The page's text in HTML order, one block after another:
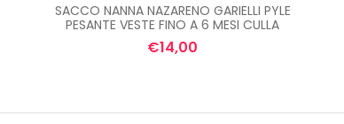
SACCO NANNA NAZARENO GARIELLI PYLE
PESANTE VESTE FINO A 6 MESI CULLA
€14,00